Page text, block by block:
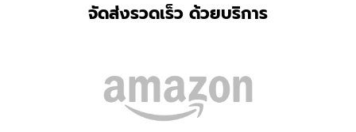
จัดส่งรวดเร็ว ด้วยบริการ